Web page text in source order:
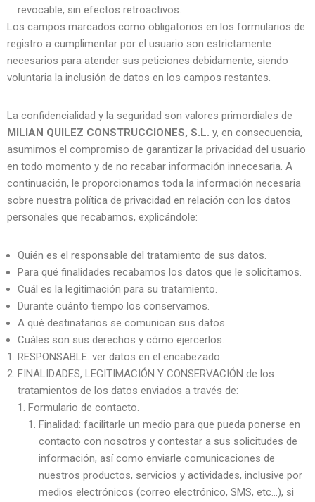
revocable, sin efectos retroactivos.
Los campos marcados como obligatorios en los formularios de
registro a cumplimentar por el usuario son estrictamente
necesarios para atender sus peticiones debidamente, siendo
voluntaria la inclusión de datos en los campos restantes.
La confidencialidad y la seguridad son valores primordiales de
MILIAN QUILEZ CONSTRUCCIONES, S.L. y, en consecuencia,
asumimos el compromiso de garantizar la privacidad del usuario
en todo momento y de no recabar información innecesaria. A
continuación, le proporcionamos toda la información necesaria
sobre nuestra política de privacidad en relación con los datos
personales que recabamos, explicándole:
Quién es el responsable del tratamiento de sus datos.
Para qué finalidades recabamos los datos que le solicitamos.
Cuál es la legitimación para su tratamiento.
Durante cuánto tiempo los conservamos.
A qué destinatarios se comunican sus datos.
Cuáles son sus derechos y cómo ejercerlos.
RESPONSABLE. ver datos en el encabezado.
FINALIDADES, LEGITIMACIÓN Y CONSERVACIÓN de los
tratamientos de los datos enviados a través de:
Formulario de contacto.
Finalidad: facilitarle un medio para que pueda ponerse en
contacto con nosotros y contestar a sus solicitudes de
información, así como enviarle comunicaciones de
nuestros productos, servicios y actividades, inclusive por
medios electrónicos (correo electrónico, SMS, etc…), si